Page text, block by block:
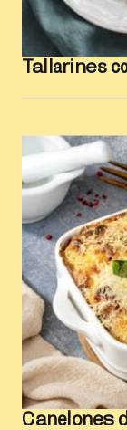
Tallarines
Canelones